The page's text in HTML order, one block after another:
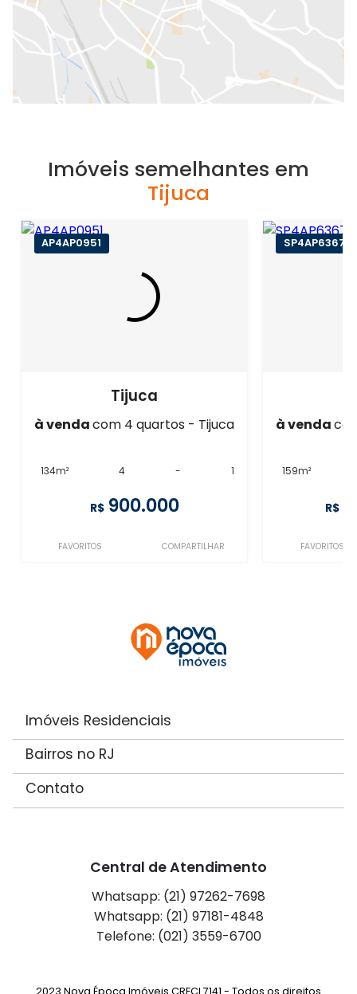
Imóveis semelhantes em
Tijuca
AP4AP0951
Tijuca
à vendacom 4 quartos - Tijuca
134m² 4 - 1
R$ 900.000
FAVORITOS COMPARTILHAR
SP4AP6367
à venda
159m²
R$
FAVORITOS
Imóveis Residenciais
Bairros no RJ
Contato
Central de Atendimento
Whatsapp: (21) 97262-7698
Whatsapp: (21) 97181-4848
Telefone: (021) 3559-6700
2023 Nova Época Imóveis CRECI 7141 - Todos os direitos